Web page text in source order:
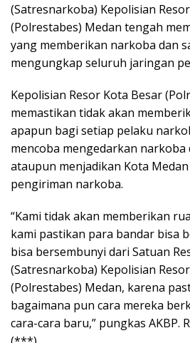
(Satresnarkoba) Kepolisian
(Polrestabes) Medan tengah
yang memberikan narkoba dan
mengungkap seluruh jaringan
Kepolisian Resor Kota Besar
memastikan tidak akan
apapun bagi setiap pelaku
mencoba mengedarkan narkoba
ataupun menjadikan Kota
pengiriman narkoba.
“Kami tidak akan memberikan
kami pastikan para bandar bisa
bisa bersembunyi dari Satuan
(Satresnarkoba) Kepolisian
(Polrestabes) Medan, karena
bagaimana pun cara mereka
cara-cara baru,” pungkas AKBP.